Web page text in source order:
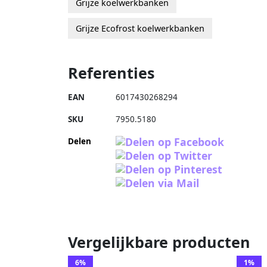
Grijze koelwerkbanken
Grijze Ecofrost koelwerkbanken
Referenties
EAN 6017430268294
SKU 7950.5180
Delen
Vergelijkbare producten
6% 1%